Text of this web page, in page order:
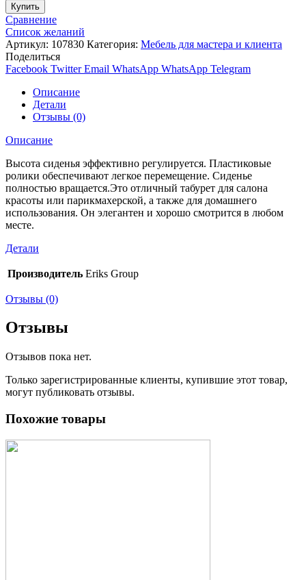
Купить
Сравнение
Список желаний
Артикул: 107830 Категория: Мебель для мастера и клиента
Поделиться
Facebook Twitter Email WhatsApp WhatsApp Telegram
Описание
Детали
Отзывы (0)
Описание
Высота сиденья эффективно регулируется. Пластиковые
ролики обеспечивают легкое перемещение. Сиденье
полностью вращается.Это отличный табурет для салона
красоты или парикмахерской, а также для домашнего
использования. Он элегантен и хорошо смотрится в любом
месте.
Детали
Производитель Eriks Group
Отзывы (0)
Отзывы
Отзывов пока нет.
Только зарегистрированные клиенты, купившие этот товар,
могут публиковать отзывы.
Похожие товары